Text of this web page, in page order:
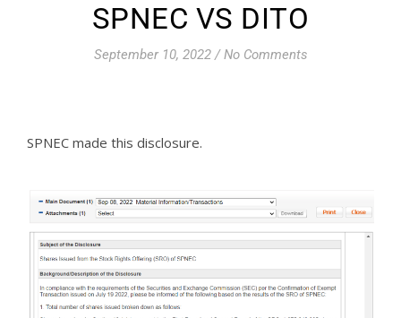
SPNEC VS DITO
September 10, 2022 / No Comments
SPNEC made this disclosure.